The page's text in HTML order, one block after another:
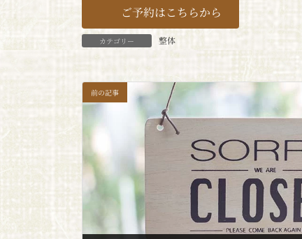
ご予約はこちらから
カテゴリー 整体
前の記事